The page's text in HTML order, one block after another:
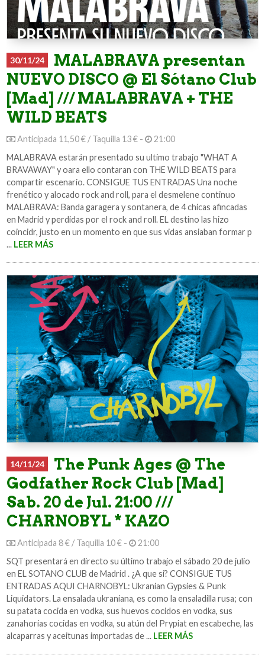
30/11/24
MALABRAVA presentan
NUEVO DISCO @ El Sótano Club
[Mad] /// MALABRAVA + THE
WILD BEATS
Anticipada 11,50 € / Taquilla 13 € -
21:00
MALABRAVA estarán presentado su ultimo trabajo "WHAT A
BRAVAWAY" y oara ello contaran con THE WILD BEATS para
compartir escenario. CONSIGUE TUS ENTRADAS Una noche
frenético y alocado rock and roll, para el desmelene continuo
MALABRAVA: Banda garagera y sontanera, de 4 chicas afincadas
en Madrid y perdidas por el rock and roll. EL destino las hizo
coincidr, justo en un momento en que sus vidas ansiaban formar p
... LEER MÁS
14/11/24
The Punk Ages @ The
Godfather Rock Club [Mad]
Sab. 20 de Jul. 21:00 ///
CHARNOBYL * KAZO
Anticipada 8 € / Taquilla 10 € -
21:00
SQT presentará en directo su último trabajo el sábado 20 de julio
en EL SOTANO CLUB de Madrid . ¿A que si? CONSIGUE TUS
ENTRADAS AQUI CHARNOBYL: Ukranian Gypsies & Punk
Liquidators. La ensalada ukraniana, es como la ensaladilla rusa; con
su patata cocida en vodka, sus huevos cocidos en vodka, sus
zanahorias cocidas en vodka, su atún del Prypiat en escabeche, las
alcaparras y aceitunas importadas de ... LEER MÁS